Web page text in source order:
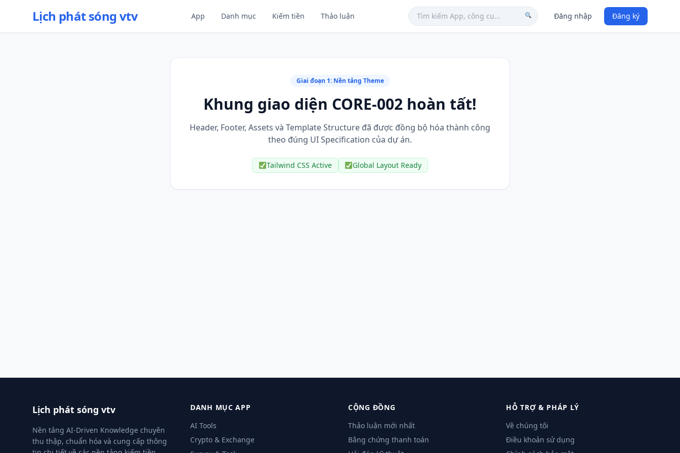
Lịch phát sóng vtv App Danh mục Kiếm tiền Thảo luận Đăng nhập Đăng ký
Giai đoạn 1: Nền tảng Theme
Khung giao diện CORE-002 hoàn tất!
Header, Footer, Assets và Template Structure đã được đồng bộ hóa thành công
theo đúng UI Specification của dự án.
Tailwind CSS Active Global Layout Ready
Lịch phát sóng vtv
Nền tảng AI-Driven Knowledge chuyên
thu thập, chuẩn hóa và cung cấp thông
DANH MỤC APP
AI Tools
Crypto & Exchange
CỘNG ĐỒNG
Thảo luận mới nhất
Bằng chứng thanh toán
HỖ TRỢ & PHÁP LÝ
Về chúng tôi
Điều khoản sử dụng